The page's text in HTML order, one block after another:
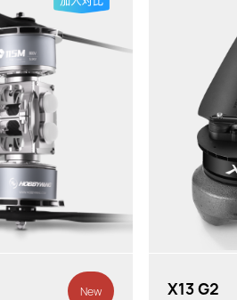
New X13 G2